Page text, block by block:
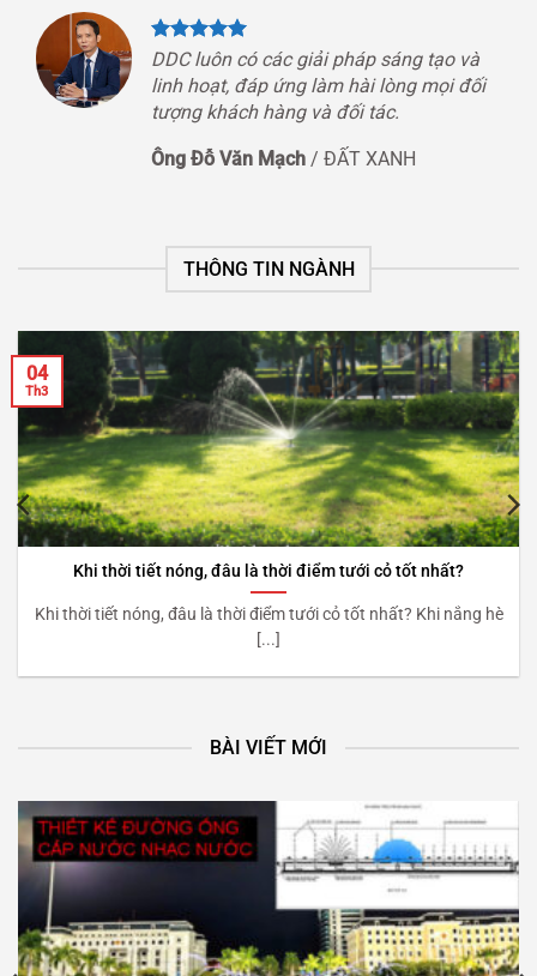
DDC luôn có các giải pháp sáng tạo và
linh hoạt, đáp ứng làm hài lòng mọi đối
tượng khách hàng và đối tác.
Ông Đỗ Văn Mạch /ĐẤT XANH
THÔNG TIN NGÀNH
Khi thời tiết nóng, đâu là thời điểm tưới cỏ tốt nhất?
Khi thời tiết nóng, đâu là thời điểm tưới cỏ tốt nhất? Khi nắng hè
[...]
04
Th3
BÀI VIẾT MỚI